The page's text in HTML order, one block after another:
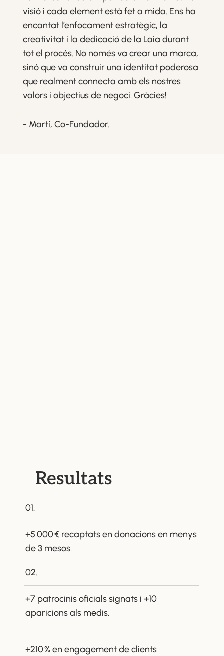
visió i cada element està fet a mida. Ens ha
encantat l’enfocament estratègic, la
creativitat i la dedicació de la Laia durant
tot el procés. No només va crear una marca,
sinó que va construir una identitat poderosa
que realment connecta amb els nostres
valors i objectius de negoci. Gràcies!
- Martí, Co-Fundador.
Resultats
01.
+5.000 € recaptats en donacions en menys
de 3 mesos.
02.
+7 patrocinis oficials signats i +10
aparicions als medis.
+210 % en engagement de clients